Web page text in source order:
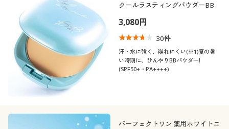
ご利用ガイド
よくある質問とお問い合わせ
閉じる
クールラスティングパウダーBB
3,080円
30件
汗・水に強く、崩れにくい(※1)夏の暑
い時期に、ひんやりBBパウダー!
(SPF50+・PA++++)
パーフェクトワン 薬用ホワイトニ